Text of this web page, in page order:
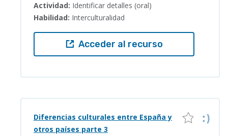
Actividad: Identificar detalles (oral)
Habilidad: Interculturalidad
Acceder al recurso
Diferencias culturales entre España y
otros países parte 3